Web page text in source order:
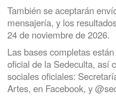
También se aceptarán
mensajería, y los
24 de noviembre de 2026.
Las bases completas
oficial de la Sedeculta, así
sociales oficiales:
Artes, en Facebook, y